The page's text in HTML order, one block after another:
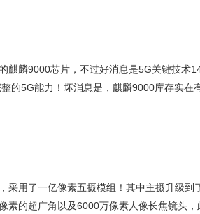
麒麟9000芯片，不过好消息是5G关键技术
的5G能力！坏消息是，麒麟9000库存实在
采用了一亿像素五摄模组！其中主摄升级到
素的超广角以及6000万像素人像长焦镜头